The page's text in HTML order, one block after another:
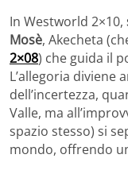
In Westworld 2×10,
Mosè, Akecheta
2×08) che guida il
L’allegoria diviene
dell’incertezza,
Valle, ma
spazio stesso) si
mondo, offrendo